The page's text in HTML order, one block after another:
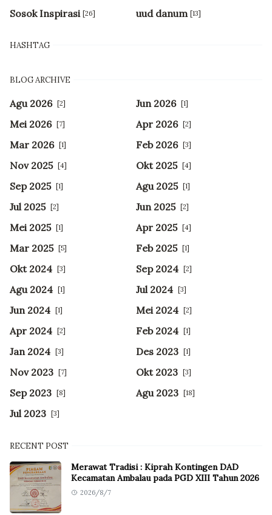
Sosok Inspirasi [26] uud danum [13]
HASHTAG
BLOG ARCHIVE
Agu 2026 [2] Jun 2026 [1]
Mei 2026 [7] Apr 2026 [2]
Mar 2026 [1] Feb 2026 [3]
Nov 2025 [4] Okt 2025 [4]
Sep 2025 [1] Agu 2025 [1]
Jul 2025 [2] Jun 2025 [2]
Mei 2025 [1] Apr 2025 [4]
Mar 2025 [5] Feb 2025 [1]
Okt 2024 [3] Sep 2024 [2]
Agu 2024 [1] Jul 2024 [3]
Jun 2024 [1] Mei 2024 [2]
Apr 2024 [2] Feb 2024 [1]
Jan 2024 [3] Des 2023 [1]
Nov 2023 [7] Okt 2023 [3]
Sep 2023 [8] Agu 2023 [18]
Jul 2023 [3]
RECENT POST
Merawat Tradisi : Kiprah Kontingen DAD
Kecamatan Ambalau pada PGD XIII Tahun 2026
2026/8/7